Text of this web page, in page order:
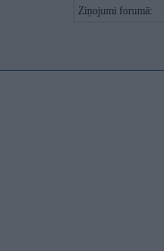
Ziņojumi forumā: